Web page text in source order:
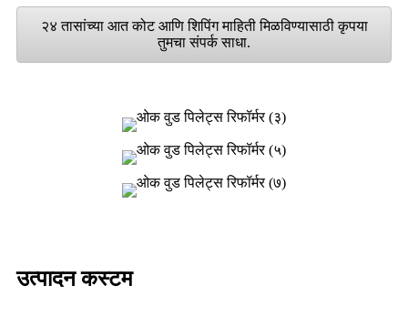
२४ तासांच्या आत कोट आणि शिपिंग माहिती मिळविण्यासाठी कृपया
तुमचा संपर्क साधा.
उत्पादन कस्टम